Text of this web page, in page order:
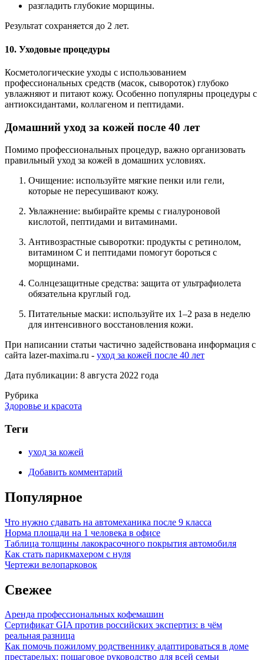
разгладить глубокие морщины.
Результат сохраняется до 2 лет.
10. Уходовые процедуры
Косметологические уходы с использованием
профессиональных средств (масок, сывороток) глубоко
увлажняют и питают кожу. Особенно популярны процедуры с
антиоксидантами, коллагеном и пептидами.
Домашний уход за кожей после 40 лет
Помимо профессиональных процедур, важно организовать
правильный уход за кожей в домашних условиях.
Очищение: используйте мягкие пенки или гели,
которые не пересушивают кожу.
Увлажнение: выбирайте кремы с гиалуроновой
кислотой, пептидами и витаминами.
Антивозрастные сыворотки: продукты с ретинолом,
витамином С и пептидами помогут бороться с
морщинами.
Солнцезащитные средства: защита от ультрафиолета
обязательна круглый год.
Питательные маски: используйте их 1–2 раза в неделю
для интенсивного восстановления кожи.
При написании статьи частично задействована информация с
сайта lazer-maxima.ru - уход за кожей после 40 лет
Дата публикации: 8 августа 2022 года
Рубрика
Здоровье и красота
Теги
уход за кожей
Добавить комментарий
Популярное
Что нужно сдавать на автомеханика после 9 класса
Норма площади на 1 человека в офисе
Таблица толщины лакокрасочного покрытия автомобиля
Как стать парикмахером с нуля
Чертежи велопарковок
Свежее
Аренда профессиональных кофемашин
Сертификат GIA против российских экспертиз: в чём
реальная разница
Как помочь пожилому родственнику адаптироваться в доме
престарелых: пошаговое руководство для всей семьи